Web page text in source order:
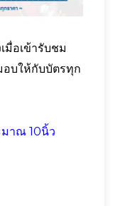
มื่อเข้ารับชม
อบให้กับบัตรทุก
าณ 10นิ้ว